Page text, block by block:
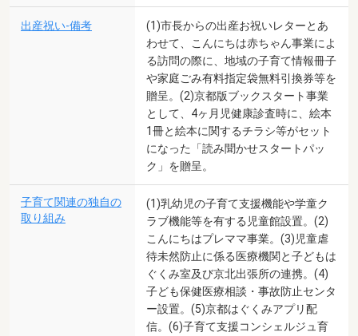
出産祝い-備考
(1)市長からの出産お祝いレターとあ
わせて、こんにちは赤ちゃん事業によ
る訪問の際に、地域の子育て情報冊子
や家庭ごみ有料指定袋無料引換券等を
贈呈。(2)京都版ブックスタート事業
として、4ヶ月児健康診査時に、絵本
1冊と絵本に関するチラシ等がセット
になった「読み聞かせスタートパッ
ク」を贈呈。
子育て関連の独自の
取り組み
(1)乳幼児の子育て支援機能や学童ク
ラブ機能等を有する児童館設置。(2)
こんにちはプレママ事業。(3)児童虐
待未然防止に係る医療機関と子どもは
ぐくみ室及び京北出張所の連携。(4)
子ども保健医療相談・事故防止センタ
ー設置。(5)京都はぐくみアプリ配
信。(6)子育て支援コンシェルジュ育